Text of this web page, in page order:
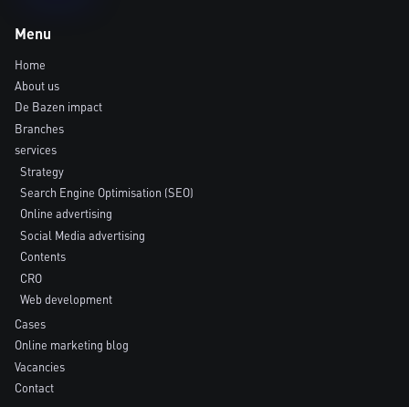
Menu
Home
About us
De Bazen impact
Branches
services
Strategy
Search Engine Optimisation (SEO)
Online advertising
Social Media advertising
Contents
CRO
Web development
Cases
Online marketing blog
Vacancies
Contact